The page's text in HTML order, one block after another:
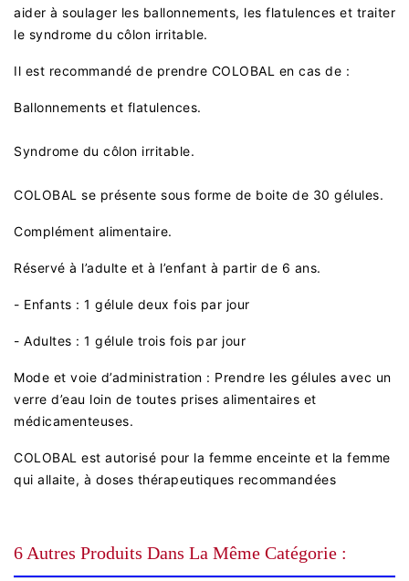
aider à soulager les ballonnements, les flatulences et traiter
le syndrome du côlon irritable.
Il est recommandé de prendre COLOBAL en cas de :
Ballonnements et flatulences.
Syndrome du côlon irritable.
COLOBAL se présente sous forme de boite de 30 gélules.
Complément alimentaire.
Réservé à l’adulte et à l’enfant à partir de 6 ans.
- Enfants : 1 gélule deux fois par jour
- Adultes : 1 gélule trois fois par jour
Mode et voie d’administration : Prendre les gélules avec un
verre d’eau loin de toutes prises alimentaires et
médicamenteuses.
COLOBAL est autorisé pour la femme enceinte et la femme
qui allaite, à doses thérapeutiques recommandées
6 Autres Produits Dans La Même Catégorie :